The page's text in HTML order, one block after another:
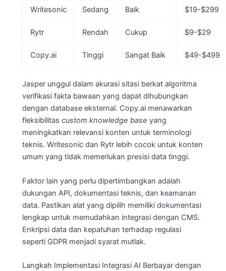
Writesonic Sedang Baik $19-$299
Rytr Rendah Cukup $9-$29
Copy.ai Tinggi Sangat Baik $49-$499
Jasper unggul dalam akurasi sitasi berkat algoritma
verifikasi fakta bawaan yang dapat dihubungkan
dengan database eksternal. Copy.ai menawarkan
fleksibilitas custom knowledge base yang
meningkatkan relevansi konten untuk terminologi
teknis. Writesonic dan Rytr lebih cocok untuk konten
umum yang tidak memerlukan presisi data tinggi.
Faktor lain yang perlu dipertimbangkan adalah
dukungan API, dokumentasi teknis, dan keamanan
data. Pastikan alat yang dipilih memiliki dokumentasi
lengkap untuk memudahkan integrasi dengan CMS.
Enkripsi data dan kepatuhan terhadap regulasi
seperti GDPR menjadi syarat mutlak.
Langkah Implementasi Integrasi AI Berbayar dengan